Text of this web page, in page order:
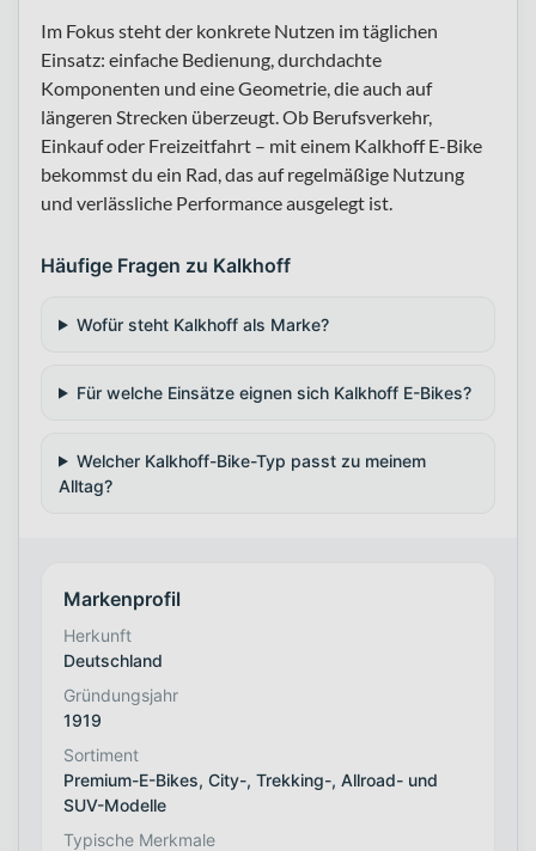
Im Fokus steht der konkrete Nutzen im täglichen
Einsatz: einfache Bedienung, durchdachte
Komponenten und eine Geometrie, die auch auf
längeren Strecken überzeugt. Ob Berufsverkehr,
Einkauf oder Freizeitfahrt – mit einem Kalkhoff E-Bike
bekommst du ein Rad, das auf regelmäßige Nutzung
und verlässliche Performance ausgelegt ist.
Häufige Fragen zu Kalkhoff
Wofür steht Kalkhoff als Marke?
Für welche Einsätze eignen sich Kalkhoff E-Bikes?
Welcher Kalkhoff-Bike-Typ passt zu meinem
Alltag?
Markenprofil
Herkunft
Deutschland
Gründungsjahr
1919
Sortiment
Premium-E-Bikes, City-, Trekking-, Allroad- und
SUV-Modelle
Typische Merkmale